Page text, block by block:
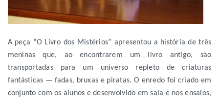
A peça “O Livro dos Mistérios” apresentou a história de três
meninas que, ao encontrarem um livro antigo, são
transportadas para um universo repleto de criaturas
fantásticas — fadas, bruxas e piratas. O enredo foi criado em
conjunto com os alunos e desenvolvido em sala e nos ensaios,